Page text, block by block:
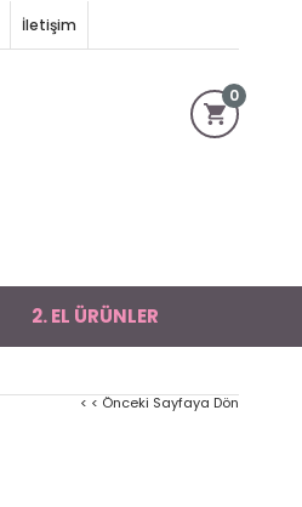
İletişim
0
2. EL ÜRÜNLER
< < Önceki Sayfaya Dön